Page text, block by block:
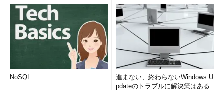
オンラインニュース編集者。「広く、浅く」をモットーに、シ
リコンバレー、ハリウッド、ニューヨーク、ワシントンなどの
話題を中心に世界のニュースをチェック。「三国大洋のメモ」
（ZDNet）「世界エンタメ経済学」（マイナビニュース）のコ
NoSQL
進まない、終わらないWindows U
pdateのトラブルに解決策はある